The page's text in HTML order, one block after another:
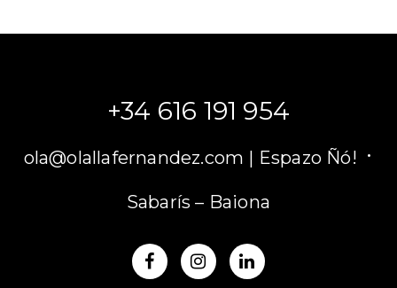
+34 616 191 954
ola@olallafernandez.com | Espazo Ñó! ·
Sabarís – Baiona